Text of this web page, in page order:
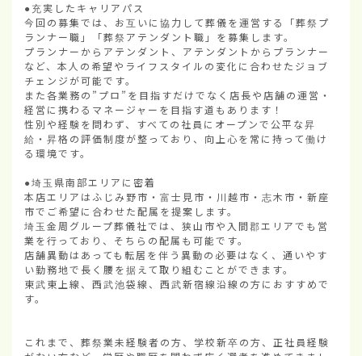
●充実したキャリアパス
今回の募集では、お互いに協力して葬儀を運営する「葬祭プ
ランナー職」「葬祭アテンダント職」を募集します。
プランナーからアテンダント、アテンダントからプランナー
など、本人の希望やライフスタイルの変化に合わせたジョブ
チェンジが可能です。
また各業務の”プロ”を目指すだけでなく店長や店舗の運営・
経営に携わるマネージャーを目指す道もあります！
性別や経験を問わず、すべての社員にオープンで公平な昇
給・昇格の評価制度が整っており、向上心を常に持って働け
る環境です。
●埼玉県南部エリアに密着
本店エリアはふじみ野市・富士見市・川越市・志木市・新座
市でご希望に合わせた配属を提案します。
埼玉金周グループ葬儀社では、狭山市や入間郡エリアでも営
業を行っており、そちらの配属も可能です。
店舗異動はあっても転居を伴う異動の必要はなく、通いやす
い勤務地で長く腰を据えて取り組むことができます。
東武東上線、西武池袋線、西武新宿線沿線の方におすすめで
す。
これまで、葬祭業未経験者の方、学校新卒の方、正社員経験